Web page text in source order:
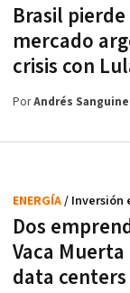
Brasil
mercado
crisis con
PorAndrés
Dos
Vaca
data centers
ENERGÍA/ Inversión